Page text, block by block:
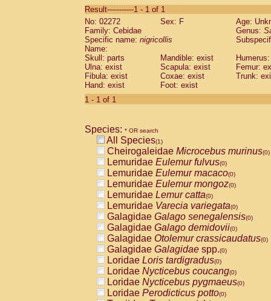
CebidaeSaguinus labiatus(0)
Cebidae Saguinus leucopus (0)
Cebidae
CebidaeSaguinus mystax
Cebidae Saguinus nigricollis (1)
Cebidae Saguinus oedipus
Cebidae Saguinus weddelli
Cebidae Saguinusspp.
Cebidae
CebidaeCebus capucinus
CebidaeCebus nigrivittatus
CebidaeCebus spp.(0)
CebidaeSaimiri boliviensis(0)
CebidaeSaimiri sciureus(0)
AtelidaeAlouatta caraya(0)
AtelidaeAlouatta fusca(0)
AtelidaeAlouatta seniculus(0)
AtelidaeAlouattaspp.(0)
AtelidaeAteles belzebuth(0)
AtelidaeAteles geoffroyi(0)
AtelidaeAteles paniscus(0)
AtelidaeAtelesspp.(0)
AtelidaeLagothrix lagothricha(0)
AtelidaeLagothrix lagothricha cana
PitheciidaeCacajao calvus
Result-----------1 - 1 of 1
No: 02272
Sex: F
Age:
Family: Cebidae
Genus:
Specific name: nigricollis
Name:
Skull: parts
Mandible: exist
Ulna: exist
Scapula: exist
Femur:
Fibula: exist
Coxae: exist
Trunk:
Hand: exist
Foot: exist
1 - 1 of 1
Species: * OR search
All Species(1)
Cheirogaleidae Microcebus murinus(0)
Lemuridae Eulemur fulvus(0)
Lemuridae Eulemur macaco(0)
Lemuridae Eulemur mongoz(0)
Lemuridae Lemur catta(0)
Lemuridae Varecia variegata(0)
Galagidae Galago senegalensis(0)
Galagidae Galago demidovii(0)
Galagidae Otolemur crassicaudatus(0)
Galagidae Galagidae spp.(0)
Loridae Loris tardigradus(0)
Loridae Nycticebus coucang(0)
Loridae Nycticebus pygmaeus(0)
Loridae Perodicticus potto(0)